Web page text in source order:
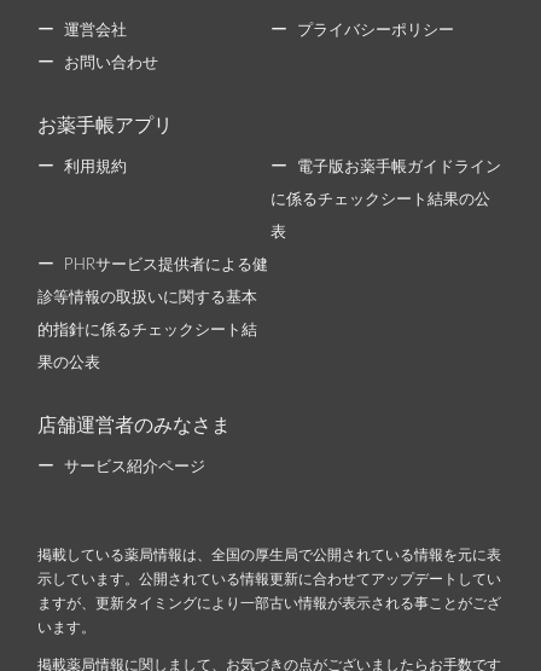
運営会社 プライバシーポリシー
お問い合わせ
お薬手帳アプリ
利用規約 電子版お薬手帳ガイドライン
に係るチェックシート結果の公
表
PHRサービス提供者による健
診等情報の取扱いに関する基本
的指針に係るチェックシート結
果の公表
店舗運営者のみなさま
サービス紹介ページ
掲載している薬局情報は、全国の厚生局で公開されている情報を元に表
示しています。公開されている情報更新に合わせてアップデートしてい
ますが、更新タイミングにより一部古い情報が表示される事ことがござ
います。
掲載薬局情報に関しまして、お気づきの点がございましたらお手数です